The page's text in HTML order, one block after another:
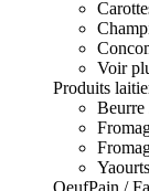
Voir
Produits
Beurre
OeufPain /